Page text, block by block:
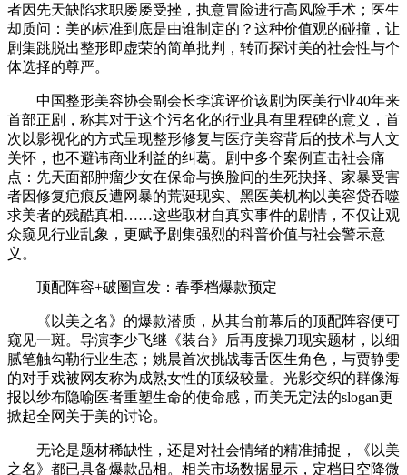
者因先天缺陷求职屡屡受挫，执意冒险进行高风险手术；医生
却质问：美的标准到底是由谁制定的？这种价值观的碰撞，让
剧集跳脱出整形即虚荣的简单批判，转而探讨美的社会性与个
体选择的尊严。
中国整形美容协会副会长李滨评价该剧为医美行业40年来
首部正剧，称其对于这个污名化的行业具有里程碑的意义，首
次以影视化的方式呈现整形修复与医疗美容背后的技术与人文
关怀，也不避讳商业利益的纠葛。剧中多个案例直击社会痛
点：先天面部肿瘤少女在保命与换脸间的生死抉择、家暴受害
者因修复疤痕反遭网暴的荒诞现实、黑医美机构以美容贷吞噬
求美者的残酷真相……这些取材自真实事件的剧情，不仅让观
众窥见行业乱象，更赋予剧集强烈的科普价值与社会警示意
义。
顶配阵容+破圈宣发：春季档爆款预定
《以美之名》的爆款潜质，从其台前幕后的顶配阵容便可
窥见一斑。导演李少飞继《装台》后再度操刀现实题材，以细
腻笔触勾勒行业生态；姚晨首次挑战毒舌医生角色，与贾静雯
的对手戏被网友称为成熟女性的顶级较量。光影交织的群像海
报以纱布隐喻医者重塑生命的使命感，而美无定法的slogan更
掀起全网关于美的讨论。
无论是题材稀缺性，还是对社会情绪的精准捕捉，《以美
之名》都已具备爆款品相。相关市场数据显示，定档日空降微